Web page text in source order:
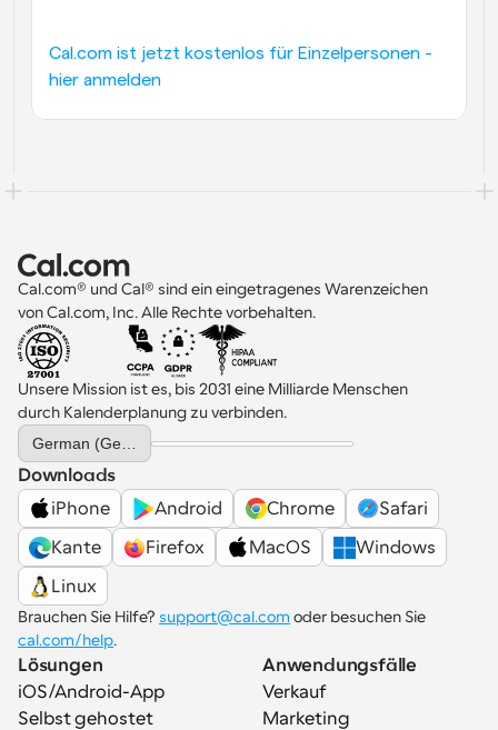
Cal.com ist jetzt kostenlos für Einzelpersonen -
hier anmelden
Cal.com® und Cal® sind ein eingetragenes Warenzeichen
von Cal.com, Inc. Alle Rechte vorbehalten.
Unsere Mission ist es, bis 2031 eine Milliarde Menschen
durch Kalenderplanung zu verbinden.
Select Language
Downloads
iPhone
Android Chrome
Safari
Kante
Firefox MacOS
Windows
Linux
Brauchen Sie Hilfe? support@cal.com
cal.com/help.
Lösungen
iOS/Android-App
Selbst gehostet
Anwendungsfälle
Verkauf
Marketing